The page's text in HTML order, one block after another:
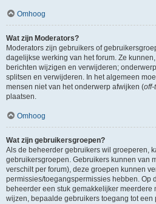
Omhoog
Wat zijn Moderators?
Moderators zijn gebruikers of
dagelijkse werking van het forum. Ze
berichten wijzigen en verwijderen;
splitsen en verwijderen. In het algemeen
mensen niet van het onderwerp afwijken (off-
plaatsen.
Omhoog
Wat zijn gebruikersgroepen?
Als de beheerder gebruikers wil groeperen,
gebruikersgroepen. Gebruikers kunnen van
verschilt per forum), deze groepen kunnen
permissies/toegangspermissies hebben. Op
beheerder een stuk gemakkelijker meerdere
wijzen, bepaalde gebruikers toegang tot een